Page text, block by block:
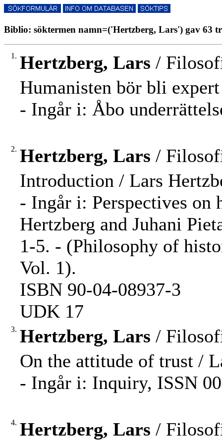
Biblio: söktermen namn=('Hertzberg, Lars') gav 63
1. Hertzberg, Lars /
Humanisten bör bli
- Ingår i: Åbo
2. Hertzberg, Lars /
Introduction / Lars
- Ingår i: Perspectives on
Hertzberg and Juhani
1-5. - (Philosophy of
Vol. 1).
ISBN 90-04-08937-3
UDK 17
3. Hertzberg, Lars /
On the attitude of trust /
- Ingår i: Inquiry, ISSN
4. Hertzberg, Lars /